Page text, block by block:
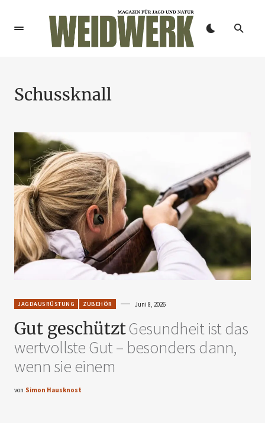
Schussknall
JAGDAUSRÜSTUNG ZUBEHÖR Juni 8, 2026
Gut geschütztGesundheit ist das
wertvollste Gut – besonders dann,
wenn sie einem
von Simon Hausknost